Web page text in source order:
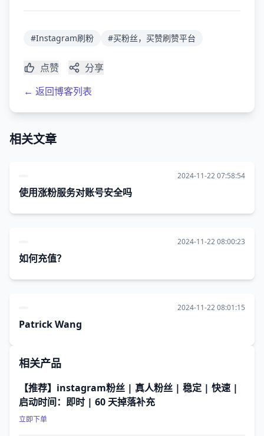
#Instagram刷粉 #买粉丝，买赞刷赞平台
点赞
分享
← 返回博客列表
相关文章
2024-11-22 07:58:54
使用涨粉服务对账号安全吗
2024-11-22 08:00:23
如何充值？
2024-11-22 08:01:15
Patrick Wang
相关产品
【推荐】instagram粉丝 | 真人粉丝 | 稳定 | 快速 |
启动时间：即时 | 60 天掉落补充
立即下单